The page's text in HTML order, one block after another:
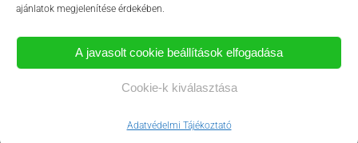
ajánlatok megjelenítése érdekében.
A javasolt cookie beállítások elfogadása
Cookie-k kiválasztása
Adatvédelmi Tájékoztató